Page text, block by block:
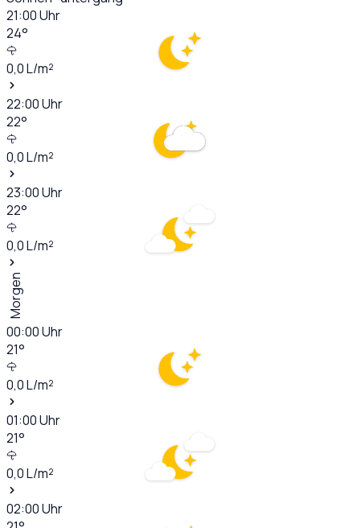
21:00Uhr
24°
0,0L/m²
22:00Uhr
22°
0,0L/m²
23:00Uhr
22°
0,0L/m²
Morgen
00:00Uhr
21°
0,0L/m²
01:00Uhr
21°
0,0L/m²
02:00Uhr